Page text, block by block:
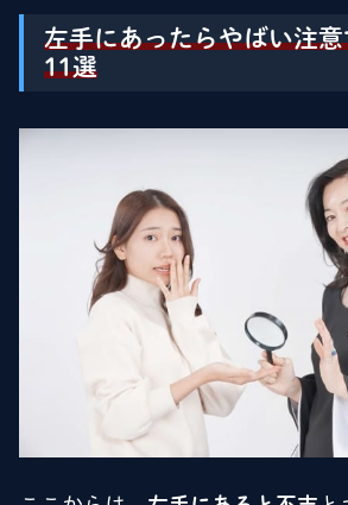
左手にあったらやばい注
11選